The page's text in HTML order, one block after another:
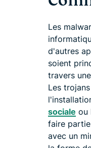
Les
d'autres
soient
travers une
Les
sociale ou
faire
avec un